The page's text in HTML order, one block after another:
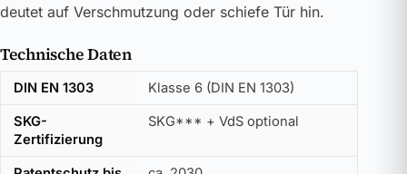
deutet auf Verschmutzung oder schiefe Tür hin.
Technische Daten
DIN EN 1303 Klasse 6 (DIN EN 1303)
SKG-
Zertifizierung
SKG*** + VdS optional